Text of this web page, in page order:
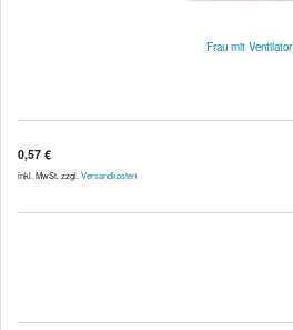
Frau mit Ventilator
0,57 €
inkl. MwSt. zzgl. Versandkosten